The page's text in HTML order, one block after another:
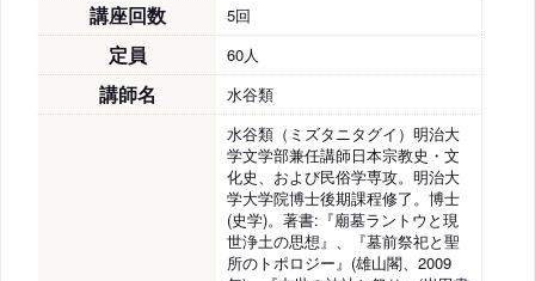
講座回数 5回
定員 60人
講師名 水谷類
水谷類（ミズタニタグイ）明治大
学文学部兼任講師日本宗教史・文
化史、および民俗学専攻。明治大
学大学院博士後期課程修了。博士
(史学)。著書:『廟墓ラントウと現
世浄土の思想』、『墓前祭祀と聖
所のトポロジー』(雄山閣、2009